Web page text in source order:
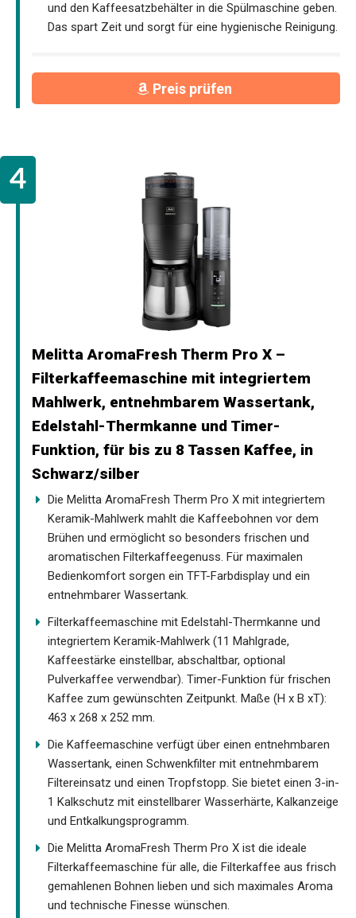
und den Kaffeesatzbehälter in die Spülmaschine geben.
Das spart Zeit und sorgt für eine hygienische Reinigung.
Preis prüfen
Melitta AromaFresh Therm Pro X –
Filterkaffeemaschine mit integriertem
Mahlwerk, entnehmbarem Wassertank,
Edelstahl-Thermkanne und Timer-
Funktion, für bis zu 8 Tassen Kaffee, in
Schwarz/silber
Die Melitta AromaFresh Therm Pro X mit integriertem
Keramik-Mahlwerk mahlt die Kaffeebohnen vor dem
Brühen und ermöglicht so besonders frischen und
aromatischen Filterkaffeegenuss. Für maximalen
Bedienkomfort sorgen ein TFT-Farbdisplay und ein
entnehmbarer Wassertank.
Filterkaffeemaschine mit Edelstahl-Thermkanne und
integriertem Keramik-Mahlwerk (11 Mahlgrade,
Kaffeestärke einstellbar, abschaltbar, optional
Pulverkaffee verwendbar). Timer-Funktion für frischen
Kaffee zum gewünschten Zeitpunkt. Maße (H x B xT):
463 x 268 x 252 mm.
Die Kaffeemaschine verfügt über einen entnehmbaren
Wassertank, einen Schwenkfilter mit entnehmbarem
Filtereinsatz und einen Tropfstopp. Sie bietet einen 3-in-
1 Kalkschutz mit einstellbarer Wasserhärte, Kalkanzeige
und Entkalkungsprogramm.
Die Melitta AromaFresh Therm Pro X ist die ideale
Filterkaffeemaschine für alle, die Filterkaffee aus frisch
gemahlenen Bohnen lieben und sich maximales Aroma
und technische Finesse wünschen.